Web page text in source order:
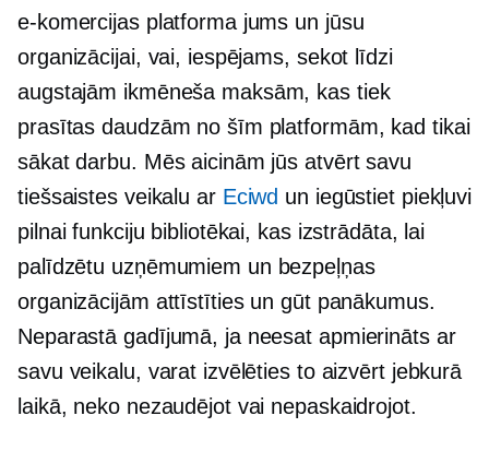
e-komercijas platforma jums un jūsu
organizācijai, vai, iespējams, sekot līdzi
augstajām ikmēneša maksām, kas tiek
prasītas daudzām no šīm platformām, kad tikai
sākat darbu. Mēs aicinām jūs atvērt savu
tiešsaistes veikalu ar Eciwd un iegūstiet piekļuvi
pilnai funkciju bibliotēkai, kas izstrādāta, lai
palīdzētu uzņēmumiem un bezpeļņas
organizācijām attīstīties un gūt panākumus.
Neparastā gadījumā, ja neesat apmierināts ar
savu veikalu, varat izvēlēties to aizvērt jebkurā
laikā, neko nezaudējot vai nepaskaidrojot.